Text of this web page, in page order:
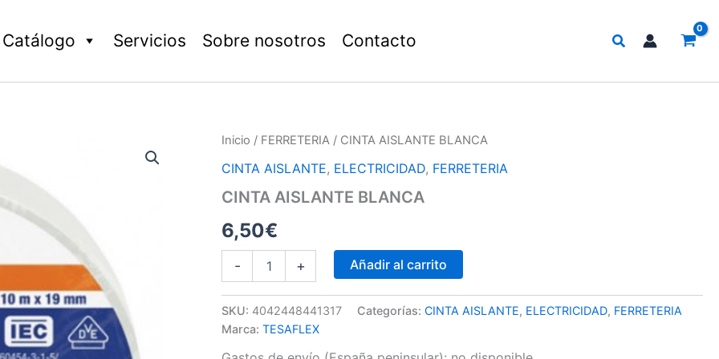
Catálogo Servicios Sobre nosotros Contacto Buscar
Inicio / FERRETERIA / CINTA AISLANTE BLANCA
CINTA AISLANTE, ELECTRICIDAD, FERRETERIA
CINTA AISLANTE BLANCA
6,50€
-
CINTA
BLANCA
+ Añadir al carrito
SKU: 4042448441317 Categorías:CINTA AISLANTE, ELECTRICIDAD, FERRETERIA
Marca:TESAFLEX